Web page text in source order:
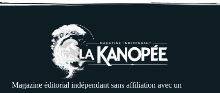
Magazine éditorial indépendant sans affiliation avec un